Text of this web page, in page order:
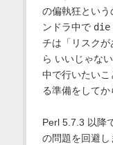
の偏執狂とい
ンドラ中で die
チは「リスク
ら いいじゃな
中で行いたい
る準備をしてか
Perl 5.7.3 以降
の問題を回避